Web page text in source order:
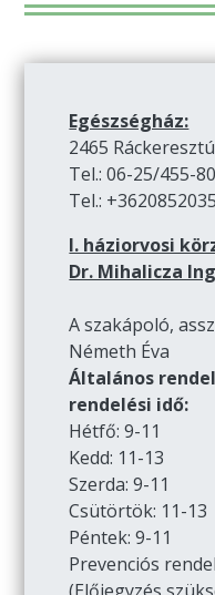
Egészségház:
2465
Tel.: 06-25/455-
Tel.:
I. háziorvosi
Dr. Mihalicza
A szakápoló,
Németh Éva
Általános
rendelési idő:
Hétfő: 9-11
Kedd: 11-13
Szerda: 9-11
Csütörtök: 11-13
Péntek: 9-11
Prevenciós